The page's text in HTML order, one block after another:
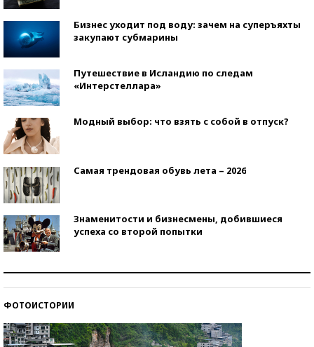
Бизнес уходит под воду: зачем на суперъяхты
закупают субмарины
Путешествие в Исландию по следам
«Интерстеллара»
Модный выбор: что взять с собой в отпуск?
Самая трендовая обувь лета – 2026
Знаменитости и бизнесмены, добившиеся
успеха со второй попытки
ФОТОИСТОРИИ